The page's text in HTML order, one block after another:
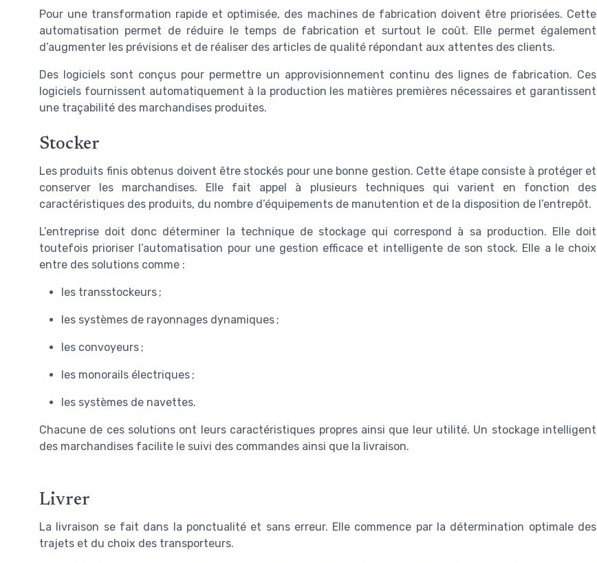
Pour une transformation rapide et optimisée, des machines de fabrication doivent être priorisées. Cette
automatisation permet de réduire le temps de fabrication et surtout le coût. Elle permet également
d’augmenter les prévisions et de réaliser des articles de qualité répondant aux attentes des clients.
Des logiciels sont conçus pour permettre un approvisionnement continu des lignes de fabrication. Ces
logiciels fournissent automatiquement à la production les matières premières nécessaires et garantissent
une traçabilité des marchandises produites.
Stocker
Les produits finis obtenus doivent être stockés pour une bonne gestion. Cette étape consiste à protéger et
conserver les marchandises. Elle fait appel à plusieurs techniques qui varient en fonction des
caractéristiques des produits, du nombre d’équipements de manutention et de la disposition de l’entrepôt.
L’entreprise doit donc déterminer la technique de stockage qui correspond à sa production. Elle doit
toutefois prioriser l’automatisation pour une gestion efficace et intelligente de son stock. Elle a le choix
entre des solutions comme :
les transstockeurs ;
les systèmes de rayonnages dynamiques ;
les convoyeurs ;
les monorails électriques ;
les systèmes de navettes.
Chacune de ces solutions ont leurs caractéristiques propres ainsi que leur utilité. Un stockage intelligent
des marchandises facilite le suivi des commandes ainsi que la livraison.
Livrer
La livraison se fait dans la ponctualité et sans erreur. Elle commence par la détermination optimale des
trajets et du choix des transporteurs.